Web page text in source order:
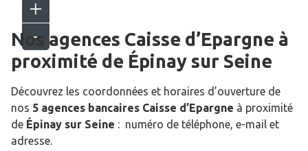
Nos agences Caisse d’Epargne à
proximité de Épinay sur Seine
Découvrez les coordonnées et horaires d’ouverture de
nos 5 agences bancaires Caisse d’Epargne à proximité
de Épinay sur Seine : numéro de téléphone, e-mail et
adresse.